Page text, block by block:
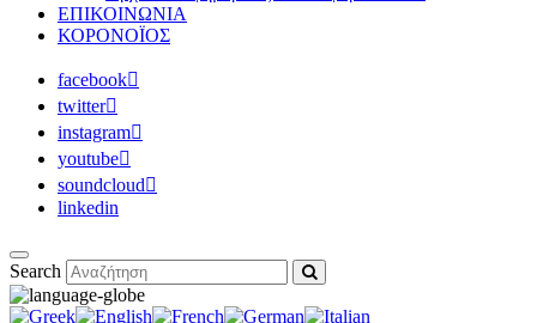
ΕΠΙΚΟΙΝΩΝΙΑ
ΚΟΡΟΝΟΪΟΣ
facebook
twitter
instagram
youtube
soundcloud
linkedin
Search